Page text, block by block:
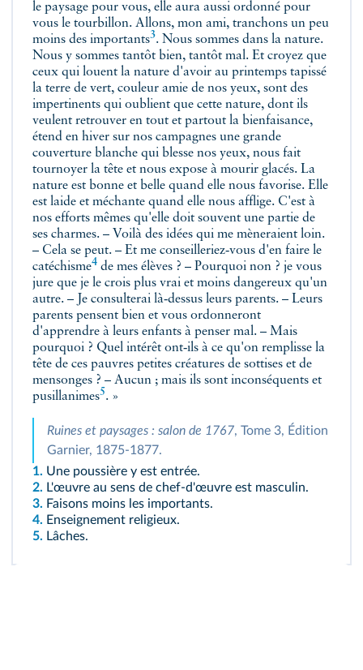
le paysage pour vous, elle aura aussi ordonné pour
vous le tourbillon. Allons, mon ami, tranchons un peu
moins des importants3. Nous sommes dans la nature.
Nous y sommes tantôt bien, tantôt mal. Et croyez que
ceux qui louent la nature d'avoir au printemps tapissé
la terre de vert, couleur amie de nos yeux, sont des
impertinents qui oublient que cette nature, dont ils
veulent retrouver en tout et partout la bienfaisance,
étend en hiver sur nos campagnes une grande
couverture blanche qui blesse nos yeux, nous fait
tournoyer la tête et nous expose à mourir glacés. La
nature est bonne et belle quand elle nous favorise. Elle
est laide et méchante quand elle nous afflige. C'est à
nos efforts mêmes qu'elle doit souvent une partie de
ses charmes. – Voilà des idées qui me mèneraient loin.
– Cela se peut. – Et me conseilleriez‑vous d'en faire le
catéchisme4 de mes élèves ? – Pourquoi non ? je vous
jure que je le crois plus vrai et moins dangereux qu'un
autre. – Je consulterai là‑dessus leurs parents. – Leurs
parents pensent bien et vous ordonneront
d'apprendre à leurs enfants à penser mal. – Mais
pourquoi ? Quel intérêt ont‑ils à ce qu'on remplisse la
tête de ces pauvres petites créatures de sottises et de
mensonges ? – Aucun ; mais ils sont inconséquents et
pusillanimes5. »
Ruines et paysages : salon de 1767, Tome 3, Édition
Garnier, 1875‑1877.
1. Une poussière y est entrée.
2. L'œuvre au sens de chef‑d'œuvre est masculin.
3. Faisons moins les importants.
4. Enseignement religieux.
5. Lâches.